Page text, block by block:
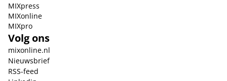
MIXpress
MIXonline
MIXpro
Volg ons
mixonline.nl
Nieuwsbrief
RSS-feed